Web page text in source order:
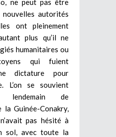
autorités
ont pleinement
plus qu’il ne
humanitaires ou
qui fuient
dictature pour
L’on se souvient
lendemain de
la Guinée-Conakry,
pas hésité à
sol, avec toute la